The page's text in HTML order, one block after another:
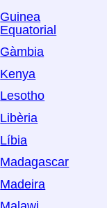
Guinea
Equatorial
Gàmbia
Kenya
Lesotho
Libèria
Líbia
Madagascar
Madeira